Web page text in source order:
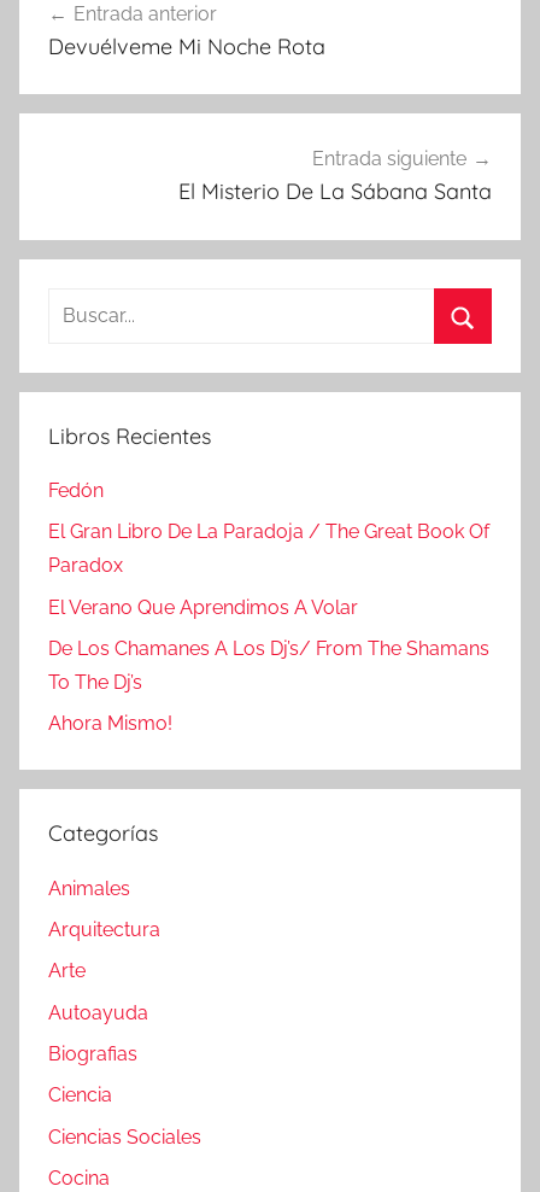
de
Entrada anterior
Devuélveme Mi Noche Rota
Entrada siguiente
El Misterio De La Sábana Santa
Buscar:
Libros Recientes
Fedón
El Gran Libro De La Paradoja / The Great Book Of
Paradox
El Verano Que Aprendimos A Volar
De Los Chamanes A Los Dj’s/ From The Shamans
To The Dj’s
Ahora Mismo!
Categorías
Animales
Arquitectura
Arte
Autoayuda
Biografias
Ciencia
Ciencias Sociales
Cocina